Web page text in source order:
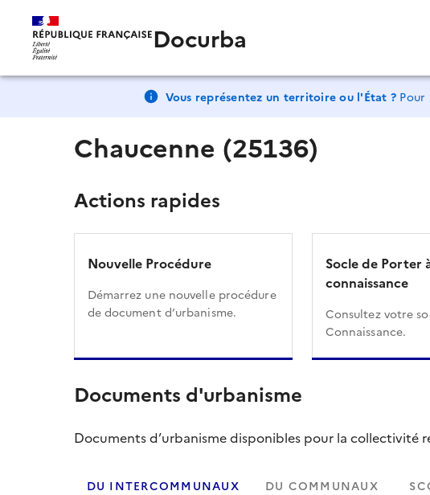
Docurba
Vous représentez un territoire ou l'État ?
Chaucenne (25136)
Actions rapides
Nouvelle Procédure
Démarrez une nouvelle procédure
de document d’urbanisme.
Socle de Porter
connaissance
Consultez votre
Connaissance.
Documents d'urbanisme
Documents d’urbanisme disponibles pour la collectivité
DU INTERCOMMUNAUX DU COMMUNAUX